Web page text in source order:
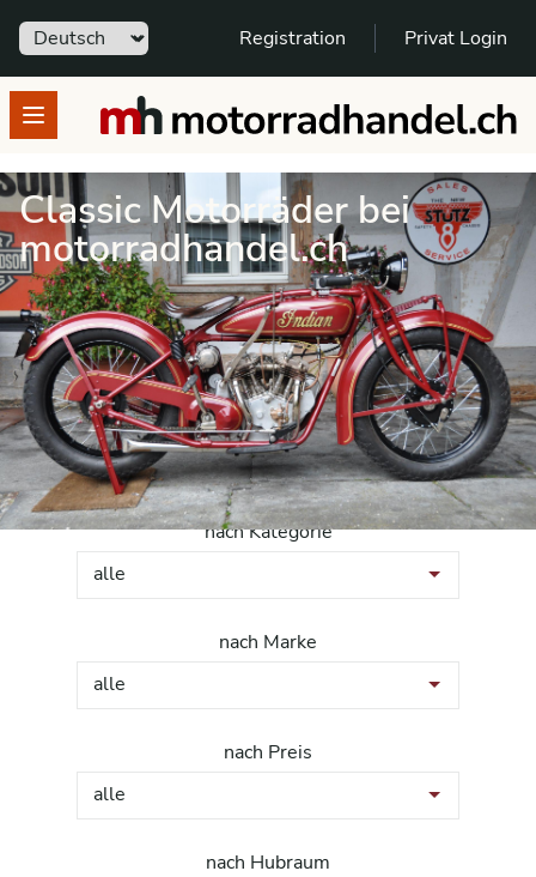
Sprache Registration Privat Login
Open menumotorradhandel.ch
Classic Motorräder bei
motorradhandel.ch
Das kann der Beginn einer
neuen Leidenschaft sein
Youngtimer – Oldtimer – Veteran
nach Kategorie
alle
nach Marke
alle
nach Preis
alle
nach Hubraum